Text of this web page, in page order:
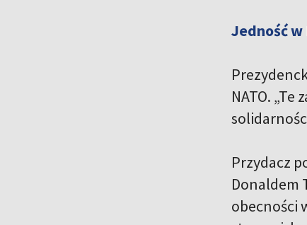
Jedność w
NATO.
Przydacz
Donaldem
obecności